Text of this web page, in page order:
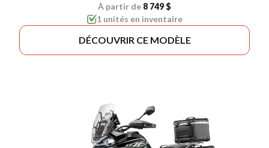
À partir de 8 749 $
1 unités en inventaire
DÉCOUVRIR CE MODÈLE